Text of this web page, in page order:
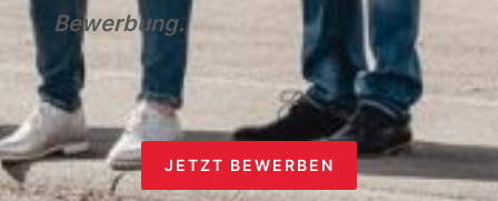
Bewerbung.
JETZT BEWERBEN